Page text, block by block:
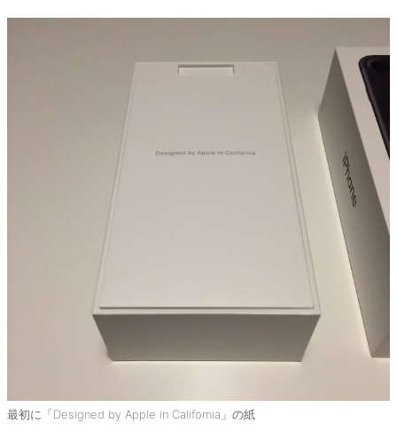
最初に「Designed by Apple in California」の紙